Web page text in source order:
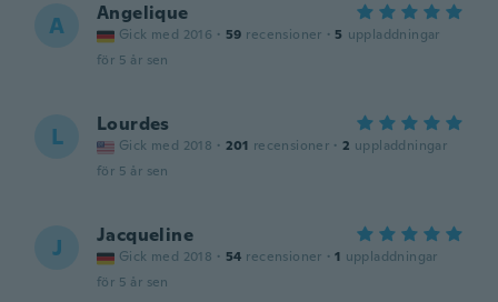
A Angelique
Gick med 2016 · 59 recensioner · 5 uppladdningar
för 5 år sen
L Lourdes
Gick med 2018 · 201 recensioner · 2 uppladdningar
för 5 år sen
J Jacqueline
Gick med 2018 · 54 recensioner · 1 uppladdningar
för 5 år sen